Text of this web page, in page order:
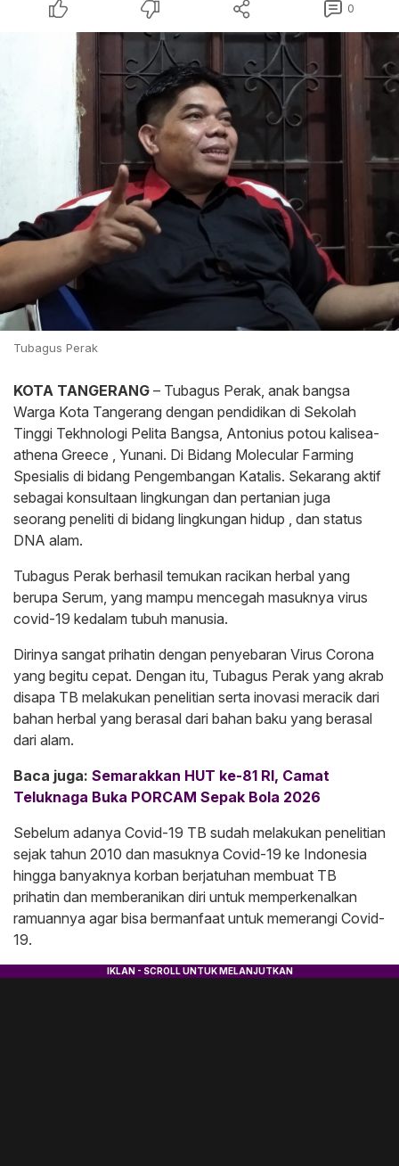
0
Tubagus Perak
KOTA TANGERANG – Tubagus Perak, anak bangsa
Warga Kota Tangerang dengan pendidikan di Sekolah
Tinggi Tekhnologi Pelita Bangsa, Antonius potou kalisea-
athena Greece , Yunani. Di Bidang Molecular Farming
Spesialis di bidang Pengembangan Katalis. Sekarang aktif
sebagai konsultaan lingkungan dan pertanian juga
seorang peneliti di bidang lingkungan hidup , dan status
DNA alam.
Tubagus Perak berhasil temukan racikan herbal yang
berupa Serum, yang mampu mencegah masuknya virus
covid-19 kedalam tubuh manusia.
Dirinya sangat prihatin dengan penyebaran Virus Corona
yang begitu cepat. Dengan itu, Tubagus Perak yang akrab
disapa TB melakukan penelitian serta inovasi meracik dari
bahan herbal yang berasal dari bahan baku yang berasal
dari alam.
Baca juga: Semarakkan HUT ke-81 RI, Camat
Teluknaga Buka PORCAM Sepak Bola 2026
Sebelum adanya Covid-19 TB sudah melakukan penelitian
sejak tahun 2010 dan masuknya Covid-19 ke Indonesia
hingga banyaknya korban berjatuhan membuat TB
prihatin dan memberanikan diri untuk memperkenalkan
ramuannya agar bisa bermanfaat untuk memerangi Covid-
19.